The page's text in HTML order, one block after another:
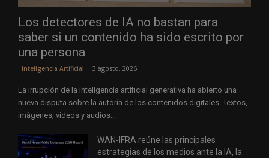
Los detectores de IA no bastan para
saber si un contenido ha sido escrito por
una persona
Inteligencia Artificial 3 agosto, 2026
La irrupción de la inteligencia artificial generativa ha abierto una
nueva disputa sobre la autoría de los contenidos digitales. Textos,
imágenes, vídeos y audios...
WAN-IFRA reúne las principales
estrategias de los medios ante la IA, la